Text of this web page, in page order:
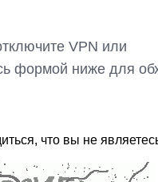
VPN или
формой ниже для
что вы не